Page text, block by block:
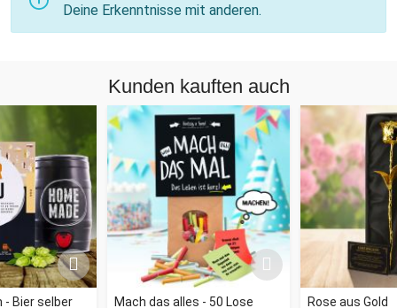
Deine Erkenntnisse mit anderen.
Kunden kauften auch
Bier selber
Mach das alles - 50 Lose
Rose aus Gold